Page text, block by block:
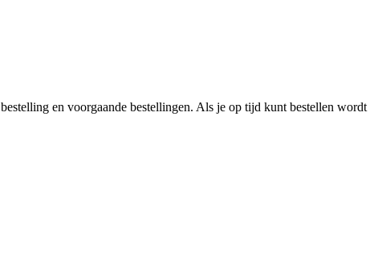
en voorgaande bestellingen. Als je op tijd kunt bestellen wordt